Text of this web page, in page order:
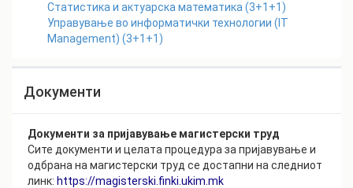
Статистика и актуарска математика (3+1+1)
Управување во информатички технологии (IT
Management) (3+1+1)
Документи
Документи за пријавување магистерски труд
Сите документи и целата процедура за пријавување и
одбрана на магистерски труд се достапни на следниот
линк: https://magisterski.finki.ukim.mk